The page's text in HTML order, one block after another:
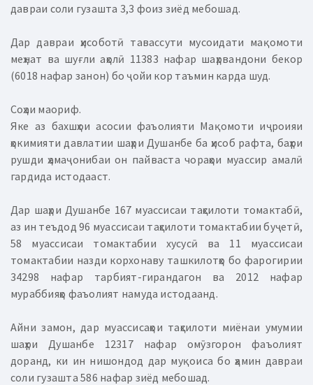
давраи соли гузашта 3,3 фоиз зиёд мебошад.
Дар давраи ҳисоботӣ тавассути мусоидати мақомоти
меҳнат ва шуғли аҳолӣ 11383 нафар шаҳрвандони бекор
(6018 нафар занон) бо ҷойи кор таъмин карда шуд.
Соҳаи маориф.
Яке аз бахшҳои асосии фаъолияти Мақомоти иҷроияи
ҳокимияти давлатии шаҳри Душанбе ба ҳисоб рафта, баҳри
рушди ҳамаҷонибаи он пайваста чораҳои муассир амалӣ
гардида истодааст.
Дар шаҳри Душанбе 167 муассисаи таҳсилоти томактабӣ,
аз ин теъдод 96 муассисаи таҳсилоти томактабии буҷетӣ,
58 муассисаи томактабии хусусӣ ва 11 муассисаи
томактабии назди корхонаву ташкилотҳо бо фарогирии
34298 нафар тарбият-гирандагон ва 2012 нафар
мураббияҳо фаъолият намуда истодаанд.
Айни замон, дар муассисаҳои таҳсилоти миёнаи умумии
шаҳри Душанбе 12317 нафар омӯзгорон фаъолият
доранд, ки ин нишондод дар муқоиса бо ҳамин давраи
соли гузашта 586 нафар зиёд мебошад.